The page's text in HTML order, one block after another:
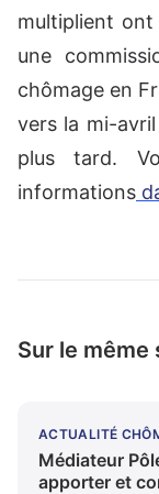
multiplient ont
une
chômage en
vers la mi-
plus tard.
informations
Sur le même
ACTUALITÉ
Médiateur
apporter et